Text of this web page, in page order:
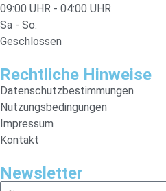
09:00 UHR - 04:00 UHR
Sa - So:
Geschlossen
Rechtliche Hinweise
Datenschutzbestimmungen
Nutzungsbedingungen
Impressum
Kontakt
Newsletter